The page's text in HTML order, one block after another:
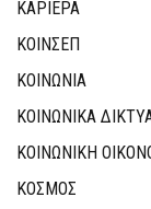
ΚΑΡΙΕΡΑ
ΚΟΙΝΣΕΠ
ΚΟΙΝΩΝΙΑ
ΚΟΙΝΩΝΙΚΆ
ΚΟΙΝΩΝΙΚΉ
ΚΟΣΜΟΣ